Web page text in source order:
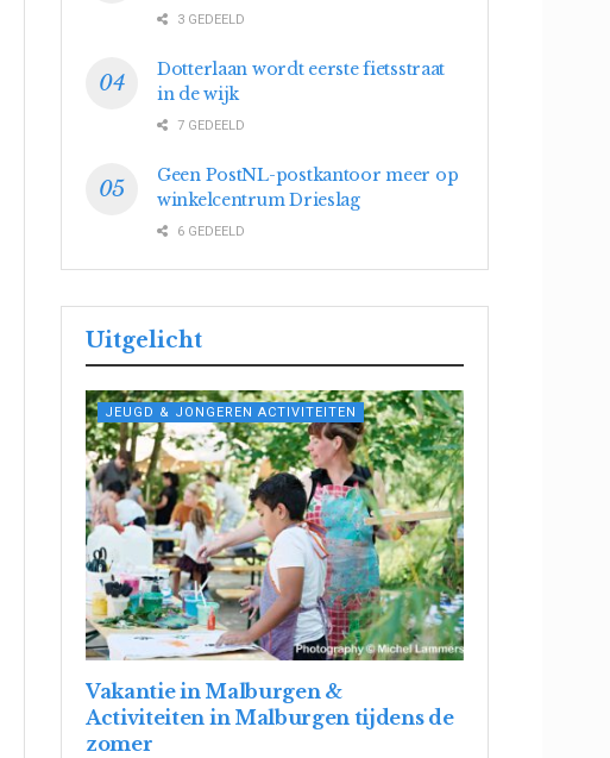
3 GEDEELD
Dotterlaan wordt eerste fietsstraat
in de wijk
7 GEDEELD
Geen PostNL-postkantoor meer op
winkelcentrum Drieslag
6 GEDEELD
Uitgelicht
JEUGD & JONGEREN ACTIVITEITEN
Vakantie in Malburgen &
Activiteiten in Malburgen tijdens de
zomer